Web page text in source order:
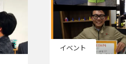
イベント